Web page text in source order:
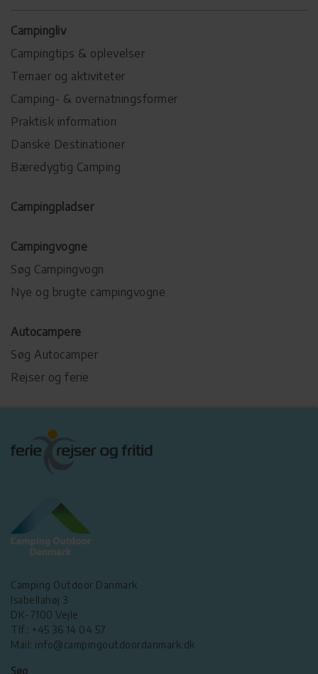
Campingliv
Campingtips & oplevelser
Temaer og aktiviteter
Camping- & overnatningsformer
Praktisk information
Danske Destinationer
Bæredygtig Camping
Campingpladser
Campingvogne
Søg Campingvogn
Nye og brugte campingvogne
Autocampere
Søg Autocamper
Rejser og ferie
Camping Outdoor Danmark
Isabellahøj 3
DK-7100 Vejle
Tlf.: +45 36 14 04 57
Mail: info@campingoutdoordanmark.dk
Søg